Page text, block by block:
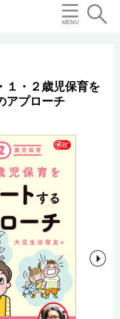
・２歳児保育を
アプローチ